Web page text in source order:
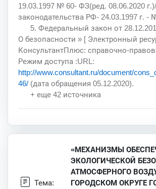
19.03.1997 № 60- ФЗ(ред. 08.06.2020
законодательства РФ- 24.03.1997 г. -
5. Федеральный закон от
О безопасности » [ Электронный
КонсультантПлюс: справочно-
Режим доступа :URL:
http://www.consultant.ru/document/
46/ (дата обращения 05.12.2020).
+ еще 42 источника
Тема:
«МЕХАНИЗМЫ
ЭКОЛОГИЧЕСКОЙ
АТМОСФЕРНОГО
ГОРОДСКОМ ОКРУГЕ